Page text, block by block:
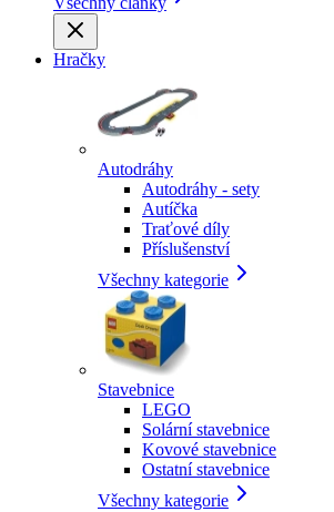
Hračky
Autodráhy
Autodráhy - sety
Autíčka
Traťové díly
Příslušenství
Všechny kategorie
Stavebnice
LEGO
Solární stavebnice
Kovové stavebnice
Ostatní stavebnice
Všechny kategorie